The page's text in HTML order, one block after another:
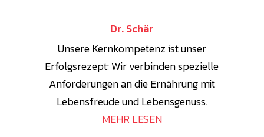
Dr. Schär
Unsere Kernkompetenz ist unser
Erfolgsrezept: Wir verbinden spezielle
Anforderungen an die Ernährung mit
Lebensfreude und Lebensgenuss.
MEHR LESEN